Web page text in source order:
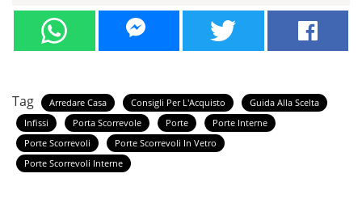
Tag Arredare Casa Consigli Per L'Acquisto
Guida Alla Scelta
Infissi
Porta Scorrevole Porte
Porte Interne
Porte Scorrevoli
Porte Scorrevoli In Vetro
Porte Scorrevoli Interne